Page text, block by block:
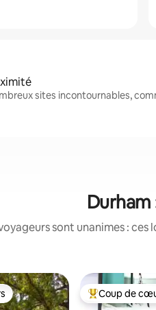
sites incontournables,
Durham
sont unanimes :
plus appréciés Coups de
Coup de